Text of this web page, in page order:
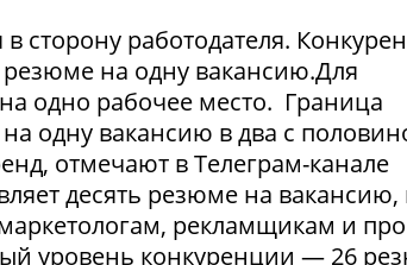
сторону работодателя.
резюме на одну вакансию.Для
одно рабочее место. Граница
одну вакансию в два с
отмечают в Телеграм-канале
десять резюме на вакансию,
рекламщикам и
уровень конкуренции — 26